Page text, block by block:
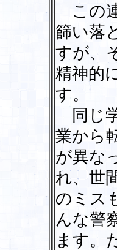
この
篩い落
すが、
精神的
す。
同じ
業から
が異な
れ、世
のミス
んな警
ます。